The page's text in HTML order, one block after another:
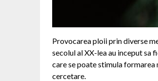
Provocarea ploii prin diverse
secolul al XX-lea au inceput sa
care se poate stimula
cercetare.